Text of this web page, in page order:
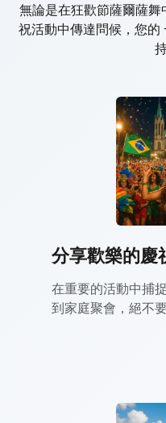
無論是在狂歡節薩爾薩
祝活動中傳達問候，您
分享歡樂的慶
在重要的活動中捕
到家庭聚會，絕不要